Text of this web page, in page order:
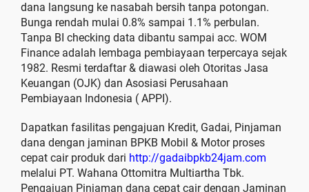
dana langsung ke nasabah bersih tanpa potongan.
Bunga rendah mulai 0.8% sampai 1.1% perbulan.
Tanpa BI checking data dibantu sampai acc. WOM
Finance adalah lembaga pembiayaan terpercaya sejak
1982. Resmi terdaftar & diawasi oleh Otoritas Jasa
Keuangan (OJK) dan Asosiasi Perusahaan
Pembiayaan Indonesia ( APPI).
Dapatkan fasilitas pengajuan Kredit, Gadai, Pinjaman
dana dengan jaminan BPKB Mobil & Motor proses
cepat cair produk dari http://gadaibpkb24jam.com
melalui PT. Wahana Ottomitra Multiartha Tbk.
Pengajuan Pinjaman dana cepat cair dengan Jaminan